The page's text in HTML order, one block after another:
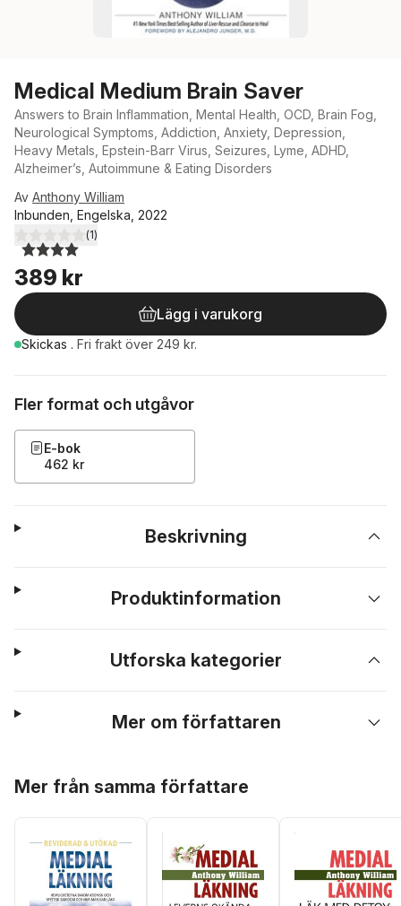
Medical Medium Brain Saver
Answers to Brain Inflammation, Mental Health, OCD, Brain Fog,
Neurological Symptoms, Addiction, Anxiety, Depression,
Heavy Metals, Epstein-Barr Virus, Seizures, Lyme, ADHD,
Alzheimer’s, Autoimmune & Eating Disorders
Av Anthony William
Inbunden, Engelska, 2022
4,0utav 5 stjärnor. Totalt antal röster:
(1)
389 kr
Lägg i varukorg
Skickas . Fri frakt över 249 kr.
Fler format och utgåvor
E-bok
462 kr
Beskrivning
Produktinformation
Utforska kategorier
Mer om författaren
Mer från samma författare